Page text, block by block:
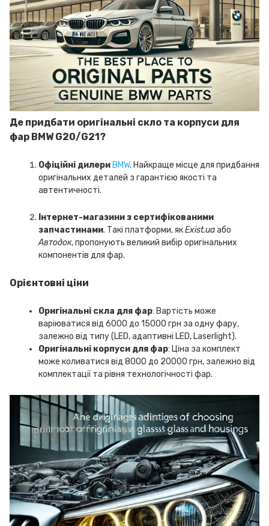
Де придбати оригінальні скло та корпуси для
фар BMW G20/G21?
Офіційні дилери BMW. Найкраще місце для придбання
оригінальних деталей з гарантією якості та
автентичності.
Інтернет-магазини з сертифікованими
запчастинами. Такі платформи, якExist.uaабо
Автодок, пропонують великий вибір оригінальних
компонентів для фар.
Орієнтовні ціни
Оригінальні скла для фар: Вартість може
варіюватися від 6000 до 15000 грн за одну фару,
залежно від типу (LED, адаптивні LED, Laserlight).
Оригінальні корпуси для фар: Ціна за комплект
може коливатися від 8000 до 20000 грн, залежно від
комплектації та рівня технологічності фар.